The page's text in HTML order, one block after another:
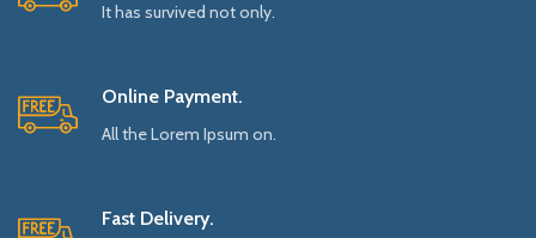
It has survived not only.
Online Payment.
All the Lorem Ipsum on.
Fast Delivery.